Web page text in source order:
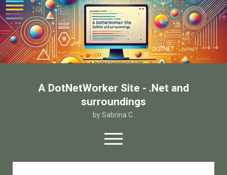
A DotNetWorker Site - .Net and
surroundings
by Sabrina C.
open
menu
twitterfacebook
email-form